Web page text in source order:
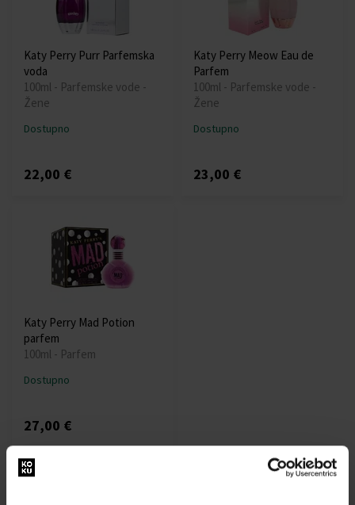
Katy Perry Purr Parfemska
voda
100ml - Parfemske vode -
Žene
Dostupno
22,00 €
Katy Perry Meow Eau de
Parfem
100ml - Parfemske vode -
Žene
Dostupno
23,00 €
Katy Perry Mad Potion
parfem
100ml - Parfem
Dostupno
27,00 €